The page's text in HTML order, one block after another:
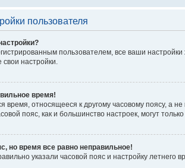
пользователя
пользователем, все ваши
настройки.
время!
время, относящееся к другому часовому поясу, а
пояс, как и большинство настроек, могут
но время все равно неправильное!
указали часовой пояс и настройку